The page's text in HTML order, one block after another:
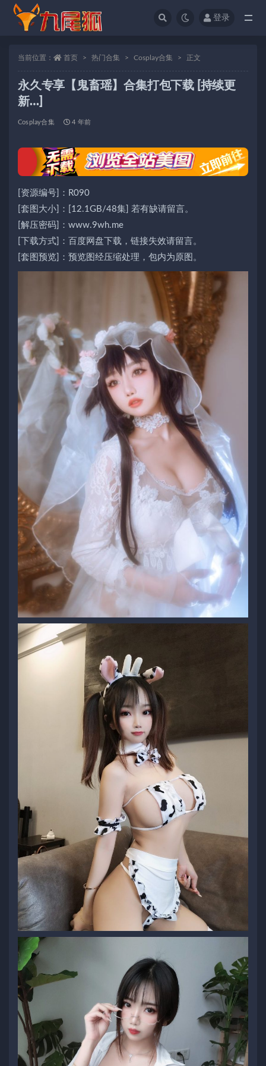
登录
当前位置： 首页 热门合集 Cosplay合集 正文
永久专享【鬼畜瑶】合集打包下载 [持续更
新…]
Cosplay合集 4 年前
[资源编号]：R090
[套图大小]：[12.1GB/48集] 若有缺请留言。
[解压密码]：www.9wh.me
[下载方式]：百度网盘下载，链接失效请留言。
[套图预览]：预览图经压缩处理，包内为原图。
全部